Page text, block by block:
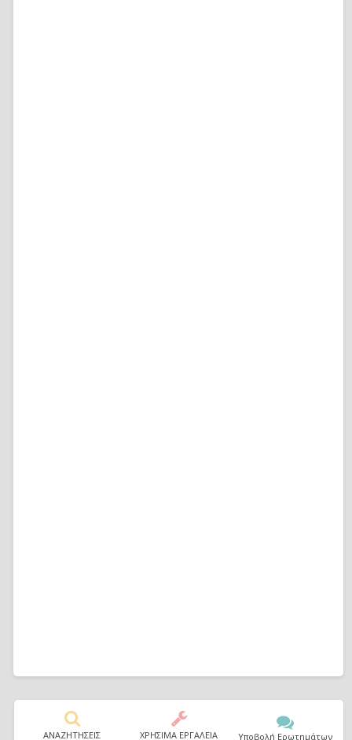
ΑΝΑΖΗΤΗΣΕΙΣ ΧΡΗΣΙΜΑ ΕΡΓΑΛΕΙΑ Υποβολή Ερωτημάτων